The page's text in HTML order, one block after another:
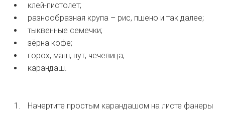
клей-пистолет;
разнообразная крупа – рис, пшено и так далее;
тыквенные семечки;
зёрна кофе;
горох, маш, нут, чечевица;
карандаш.
Начертите простым карандашом на листе фанеры